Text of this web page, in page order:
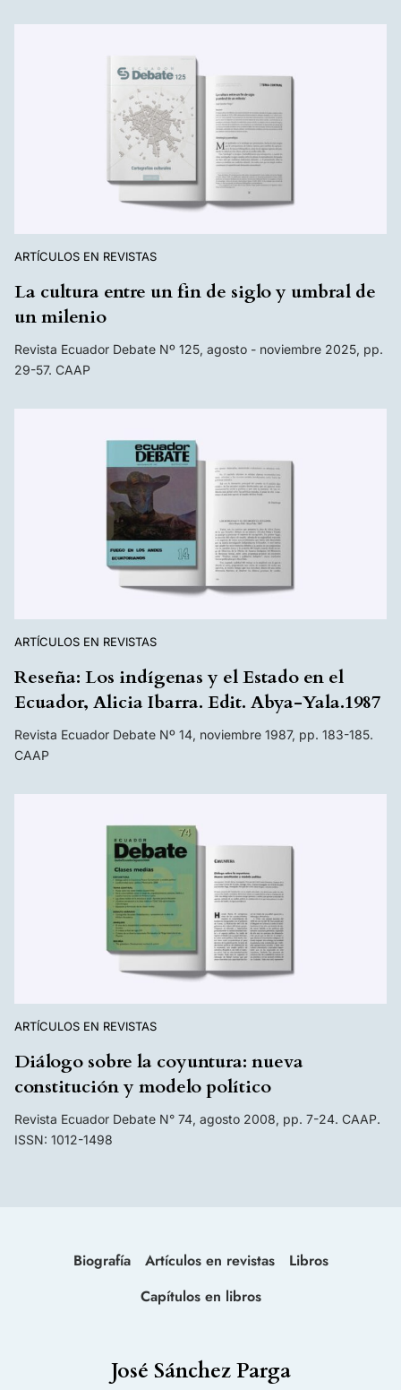
ARTÍCULOS EN REVISTAS
La cultura entre un fin de siglo y umbral de
un milenio
Revista Ecuador Debate Nº 125, agosto - noviembre 2025, pp.
29-57. CAAP
ARTÍCULOS EN REVISTAS
Reseña: Los indígenas y el Estado en el
Ecuador, Alicia Ibarra. Edit. Abya-Yala.1987
Revista Ecuador Debate Nº 14, noviembre 1987, pp. 183-185.
CAAP
ARTÍCULOS EN REVISTAS
Diálogo sobre la coyuntura: nueva
constitución y modelo político
Revista Ecuador Debate N° 74, agosto 2008, pp. 7-24. CAAP.
ISSN: 1012-1498
Biografía Artículos en revistas
Libros
Capítulos en libros
José Sánchez Parga